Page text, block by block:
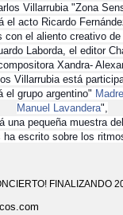
Villarrubia "Zona
el acto Ricardo
con el aliento creativo
Laborda, el editor
Xandra-
Villarrubia está
el grupo argentino"
Manuel Lavandera",
una pequeña muestra
ha escrito sobre los
FINALIZANDO